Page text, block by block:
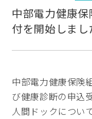
中部電力健康
付を開始しまし
中部電力健康保険
び健康診断の申込
人間ドックについ